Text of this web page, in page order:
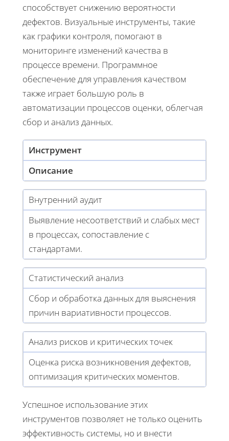
способствует снижению вероятности
дефектов. Визуальные инструменты, такие
как графики контроля, помогают в
мониторинге изменений качества в
процессе времени. Программное
обеспечение для управления качеством
также играет большую роль в
автоматизации процессов оценки, облегчая
сбор и анализ данных.
Инструмент
Описание
Внутренний аудит
Выявление несоответствий и слабых мест
в процессах, сопоставление с
стандартами.
Статистический анализ
Сбор и обработка данных для выяснения
причин вариативности процессов.
Анализ рисков и критических точек
Оценка риска возникновения дефектов,
оптимизация критических моментов.
Успешное использование этих
инструментов позволяет не только оценить
эффективность системы, но и внести